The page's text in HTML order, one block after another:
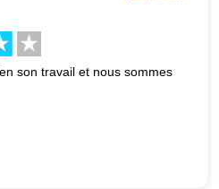
son travail et nous sommes